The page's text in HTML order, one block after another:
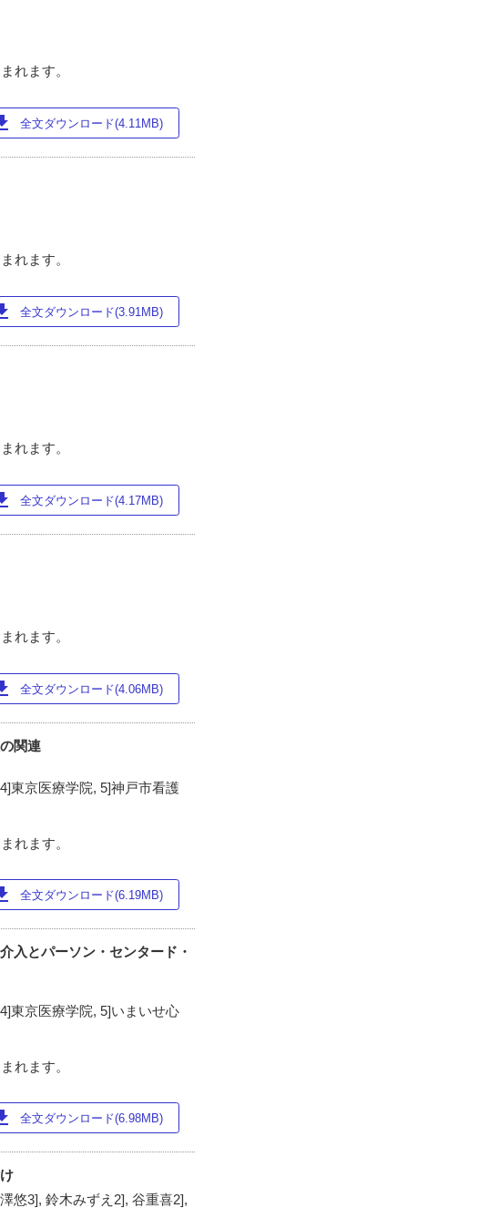
れます。
全文ダウンロード(4.11MB)
れます。
全文ダウンロード(3.91MB)
れます。
全文ダウンロード(4.17MB)
れます。
全文ダウンロード(4.06MB)
関連
東京医療学院, 5]神戸市看護
れます。
全文ダウンロード(6.19MB)
入とパーソン・センタード・
東京医療学院, 5]いまいせ心
れます。
全文ダウンロード(6.98MB)
悠3], 鈴木みずえ2], 谷重喜2],